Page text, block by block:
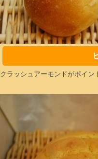
クラッシュアーモンドがポイン